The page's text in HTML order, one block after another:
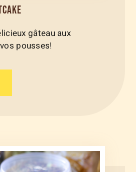
gâteau aux
pousses!